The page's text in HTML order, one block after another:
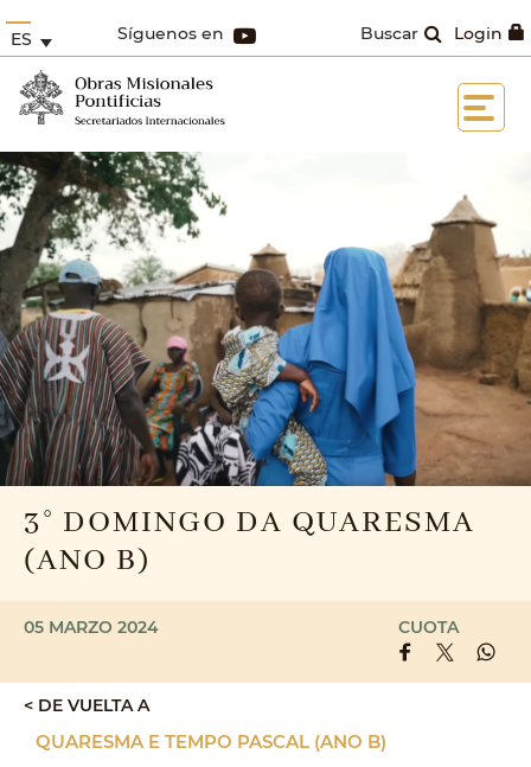
Login
Buscar
Síguenos en
ES
3° DOMINGO DA QUARESMA
(ANO B)
05 MARZO 2024 CUOTA
< DE VUELTA A
QUARESMA E TEMPO PASCAL (ANO B)